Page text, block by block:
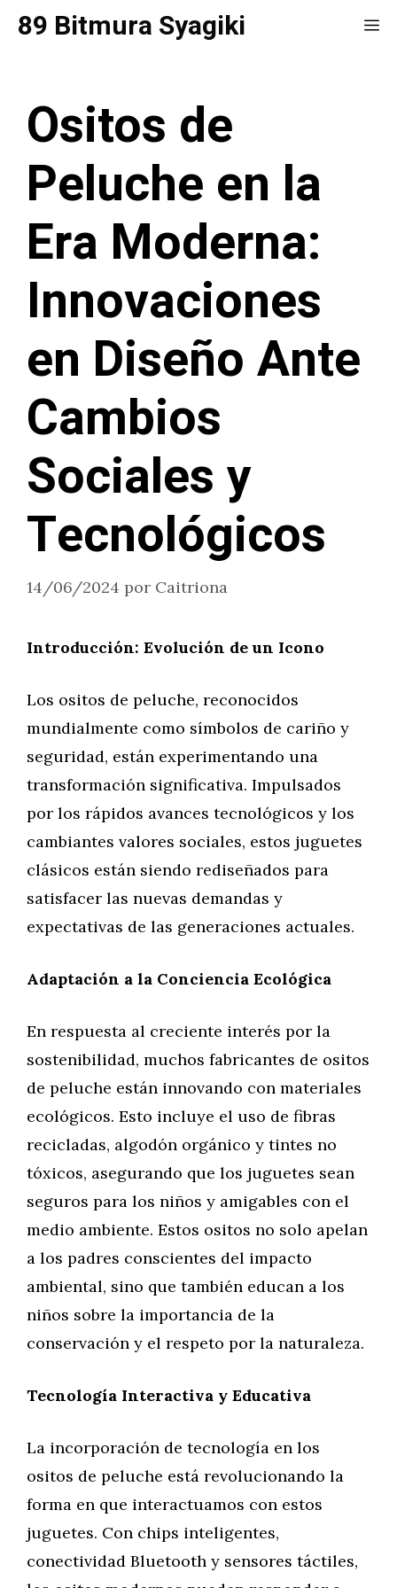
Saltar
89 Bitmura Syagiki
Ositos de
Peluche en la
Era Moderna:
Innovaciones
en Diseño Ante
Cambios
Sociales y
Tecnológicos
14/06/2024 por Caitriona
Introducción: Evolución de un Icono
Los ositos de peluche, reconocidos
mundialmente como símbolos de cariño y
seguridad, están experimentando una
transformación significativa. Impulsados
por los rápidos avances tecnológicos y los
cambiantes valores sociales, estos juguetes
clásicos están siendo rediseñados para
satisfacer las nuevas demandas y
expectativas de las generaciones actuales.
Adaptación a la Conciencia Ecológica
En respuesta al creciente interés por la
sostenibilidad, muchos fabricantes de ositos
de peluche están innovando con materiales
ecológicos. Esto incluye el uso de fibras
recicladas, algodón orgánico y tintes no
tóxicos, asegurando que los juguetes sean
seguros para los niños y amigables con el
medio ambiente. Estos ositos no solo apelan
a los padres conscientes del impacto
ambiental, sino que también educan a los
niños sobre la importancia de la
conservación y el respeto por la naturaleza.
Tecnología Interactiva y Educativa
La incorporación de tecnología en los
ositos de peluche está revolucionando la
forma en que interactuamos con estos
juguetes. Con chips inteligentes,
conectividad Bluetooth y sensores táctiles,